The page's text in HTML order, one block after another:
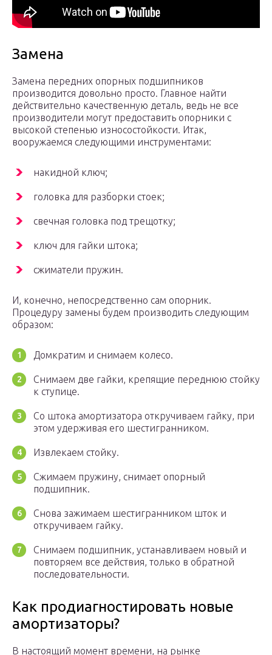
Замена
Замена передних опорных подшипников
производится довольно просто. Главное найти
действительно качественную деталь, ведь не все
производители могут предоставить опорники с
высокой степенью износостойкости. Итак,
вооружаемся следующими инструментами:
накидной ключ;
головка для разборки стоек;
свечная головка под трещотку;
ключ для гайки штока;
сжиматели пружин.
И, конечно, непосредственно сам опорник.
Процедуру замены будем производить следующим
образом:
Домкратим и снимаем колесо.
Снимаем две гайки, крепящие переднюю стойку
к ступице.
Со штока амортизатора откручиваем гайку, при
этом удерживая его шестигранником.
Извлекаем стойку.
Сжимаем пружину, снимает опорный
подшипник.
Снова зажимаем шестигранником шток и
откручиваем гайку.
Снимаем подшипник, устанавливаем новый и
повторяем все действия, только в обратной
последовательности.
Как продиагностировать новые
амортизаторы?
В настоящий момент времени, на рынке